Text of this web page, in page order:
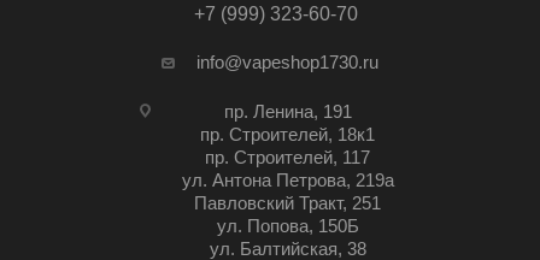
+7 (999) 323-60-70
info@vapeshop1730.ru
пр. Ленина, 191
пр. Строителей, 18к1
пр. Строителей, 117
ул. Антона Петрова, 219а
Павловский Тракт, 251
ул. Попова, 150Б
ул. Балтийская, 38